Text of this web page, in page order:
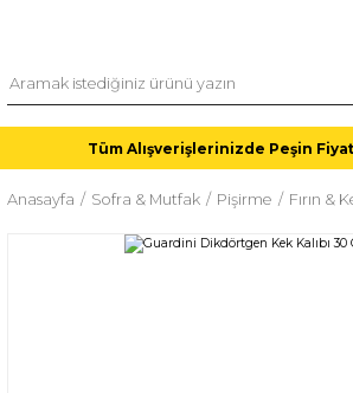
Tüm Alışverişlerinizde Peşin
Anasayfa Sofra & Mutfak Pişirme Fırın &